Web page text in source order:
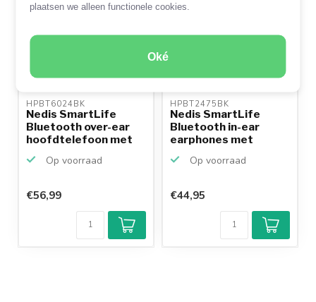
plaatsen we alleen functionele cookies.
Oké
HPBT6024BK
Nedis SmartLife
Bluetooth over-ear
hoofdtelefoon met
Op voorraad
€56,99
HPBT2475BK
Nedis SmartLife
Bluetooth in-ear
earphones met
Op voorraad
€44,95